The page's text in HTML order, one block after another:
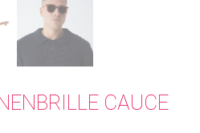
CAUCE